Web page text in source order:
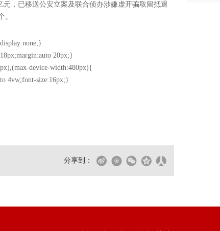
，已移送公安立案及联合侦办涉嫌虚开骗取留抵退
。
20px;}
device-width:480px){
4vw;font-size:16px;}
分享到：